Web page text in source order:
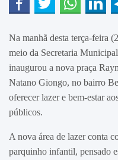
Na manhã desta terça-feira
meio da Secretaria
inaugurou a nova praça
Natano Giongo, no bairro
oferecer lazer e bem-estar
públicos.
A nova área de lazer conta
parquinho infantil, pensado